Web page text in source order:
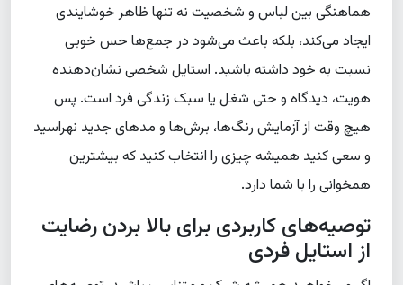
هماهنگی بین لباس و شخصیت نه تنها ظاهر خوشایندی
ایجاد می‌کند، بلکه باعث می‌شود در جمع‌ها حس خوبی
نسبت به خود داشته باشید. استایل شخصی نشان‌دهنده
هویت، دیدگاه و حتی شغل یا سبک زندگی فرد است. پس
هیچ وقت از آزمایش رنگ‌ها، برش‌ها و مدهای جدید نهراسید
و سعی کنید همیشه چیزی را انتخاب کنید که بیشترین
همخوانی را با شما دارد.
توصیه‌های کاربردی برای بالا بردن رضایت
از استایل فردی